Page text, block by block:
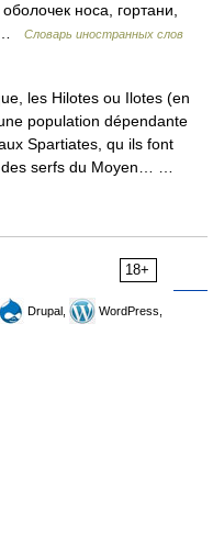
носа, гортани,
…
Словарь иностранных слов
les Hilotes ou Ilotes (en
population dépendante
Spartiates, qu ils font
des serfs du Moyen… …
18+
Drupal,
WordPress,